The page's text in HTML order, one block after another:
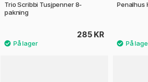
Trio Scribbi Tusjpenner 8-
pakning
285 KR
Penalhus